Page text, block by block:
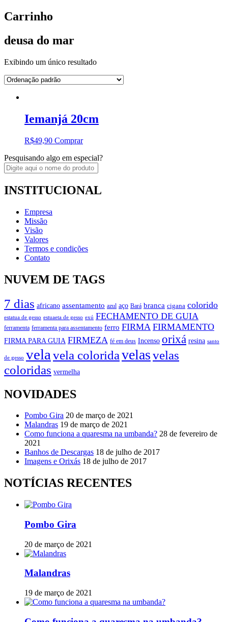
Carrinho
deusa do mar
Exibindo um único resultado
Iemanjá 20cm
R$49,90 Comprar
Pesquisando algo em especial?
INSTITUCIONAL
Empresa
Missão
Visão
Valores
Termos e condições
Contato
NUVEM DE TAGS
7 dias africano assentamento azul aço Bará branca cigana colorido
estatua de gesso estuaeta de gesso exú FECHAMENTO DE GUIA
ferramenta ferramenta para assentamento ferro FIRMA FIRMAMENTO
FIRMA PARA GUIA FIRMEZA fé em deus Incenso orixá resina santo
de gesso vela vela coloridavelasvelas
coloridas vermelha
NOVIDADES
Pombo Gira 20 de março de 2021
Malandras 19 de março de 2021
Como funciona a quaresma na umbanda? 28 de fevereiro de
2021
Banhos de Descargas 18 de julho de 2017
Imagens e Orixás 18 de julho de 2017
NOTÍCIAS RECENTES
Pombo Gira
20 de março de 2021
Malandras
19 de março de 2021